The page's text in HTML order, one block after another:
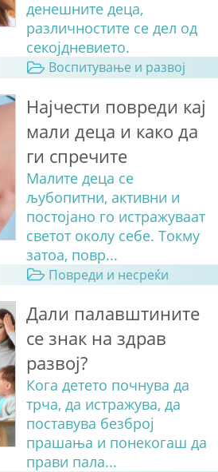
денешните деца,
различностите се дел од
секојдневието.
Воспитување и развој
Најчести повреди кај
мали деца и како да
ги спречите
Малите деца се
љубопитни, активни и
постојано го истражуваат
светот околу себе. Токму
затоа, повр...
Повреди и несреќи
Дали палавштините
се знак на здрав
развој?
Кога детето почнува да
трча, да истражува, да
поставува безброј
прашања и понекогаш да
прави пала...